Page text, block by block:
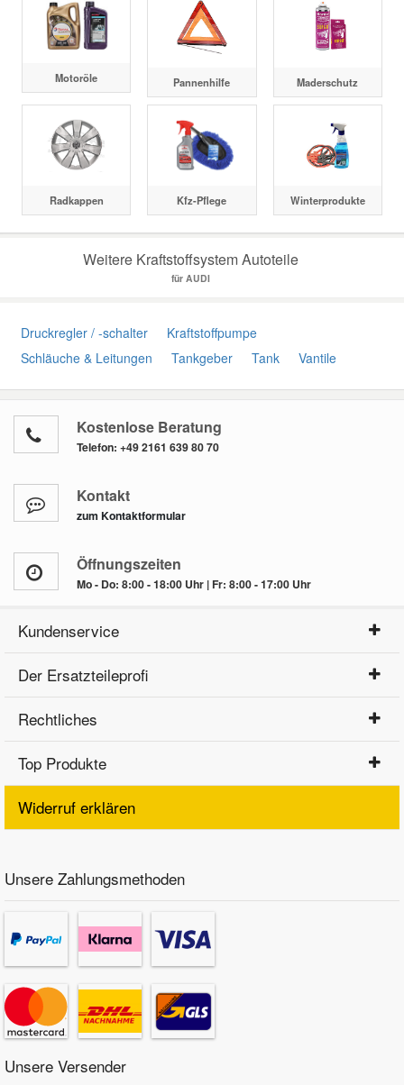
Motoröle Pannenhilfe Maderschutz
Radkappen Kfz-Pflege Winterprodukte
Weitere Kraftstoffsystem Autoteile
für AUDI
Druckregler / -schalter
Kraftstoffpumpe
Schläuche & Leitungen
Tankgeber Tank Vantile
Kostenlose Beratung
Telefon: +49 2161 639 80 70
Kontakt
zum Kontaktformular
Öffnungszeiten
Mo - Do: 8:00 - 18:00 Uhr | Fr: 8:00 - 17:00 Uhr
Kundenservice
Der Ersatzteileprofi
Rechtliches
Top Produkte
Widerruf erklären
Unsere Zahlungsmethoden
Unsere Versender